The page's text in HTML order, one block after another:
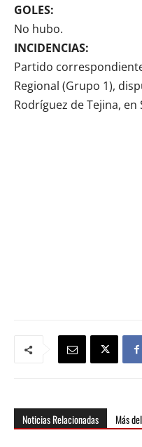
GOLES:
No hubo.
INCIDENCIAS:
Partido
Regional (Grupo 1),
Rodríguez de Tejina, en
Noticias Relacionadas Más